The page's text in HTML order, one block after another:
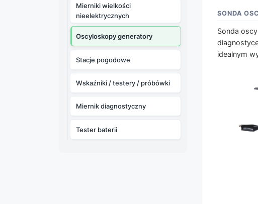
Mierniki wielkości
nieelektrycznych
Oscyloskopy generatory
Stacje pogodowe
Wskaźniki / testery / próbówki
Miernik diagnostyczny
Tester baterii
SONDA
Sonda
idealnym